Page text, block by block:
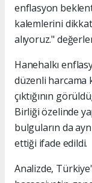
enflasyon
kalemlerini
alıyoruz."
Hanehalkı
düzenli harcama
çıktığının
Birliği özelinde
bulguların da
ettiği ifade edildi.
Analizde,